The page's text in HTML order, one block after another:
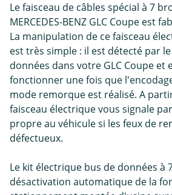
Le faisceau de câbles spécial à 7
MERCEDES-BENZ GLC Coupe est
La manipulation de ce faisceau
est très simple : il est détecté par
données dans votre GLC Coupe et
fonctionner une fois que
mode remorque est réalisé. A
faisceau électrique vous signale
propre au véhicule si les feux de
défectueux.
Le kit électrique bus de données à
désactivation automatique de la